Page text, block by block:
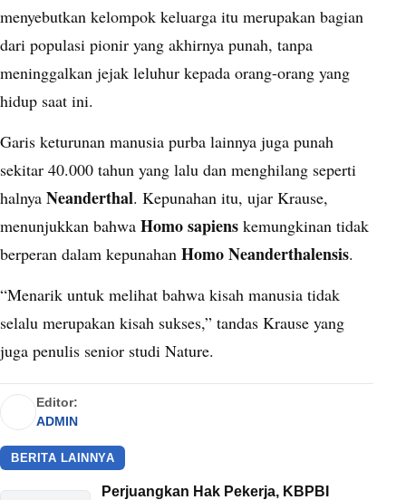
menyebutkan kelompok keluarga itu merupakan bagian
dari populasi pionir yang akhirnya punah, tanpa
meninggalkan jejak leluhur kepada orang-orang yang
hidup saat ini.
Garis keturunan manusia purba lainnya juga punah
sekitar 40.000 tahun yang lalu dan menghilang seperti
halnya Neanderthal. Kepunahan itu, ujar Krause,
menunjukkan bahwa Homo sapiens kemungkinan tidak
berperan dalam kepunahan Homo Neanderthalensis.
“Menarik untuk melihat bahwa kisah manusia tidak
selalu merupakan kisah sukses,” tandas Krause yang
juga penulis senior studi Nature.
Editor:
ADMIN
BERITA LAINNYA
Perjuangkan Hak Pekerja, KBPBI